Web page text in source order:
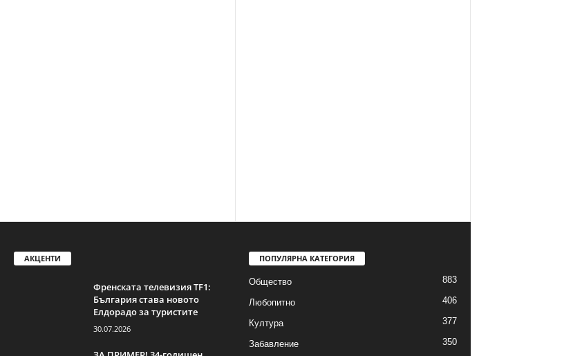
АКЦЕНТИ
Френската телевизия TF1:
България става новото
Елдорадо за туристите
30.07.2026
ПОПУЛЯРНА КАТЕГОРИЯ
Общество 883
Любопитно 406
Култура 377
Забавление 350